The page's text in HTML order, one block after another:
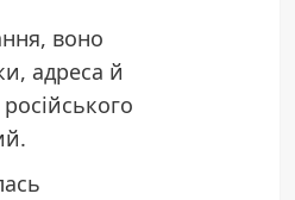
воно
адреса й